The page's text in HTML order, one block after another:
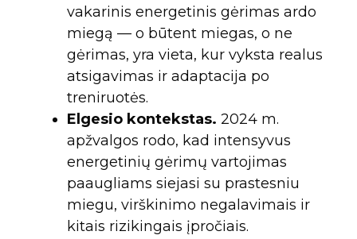
vakarinis energetinis gėrimas ardo
miegą — o būtent miegas, o ne
gėrimas, yra vieta, kur vyksta realus
atsigavimas ir adaptacija po
treniruotės.
Elgesio kontekstas. 2024 m.
apžvalgos rodo, kad intensyvus
energetinių gėrimų vartojimas
paaugliams siejasi su prastesniu
miegu, virškinimo negalavimais ir
kitais rizikingais įpročiais.